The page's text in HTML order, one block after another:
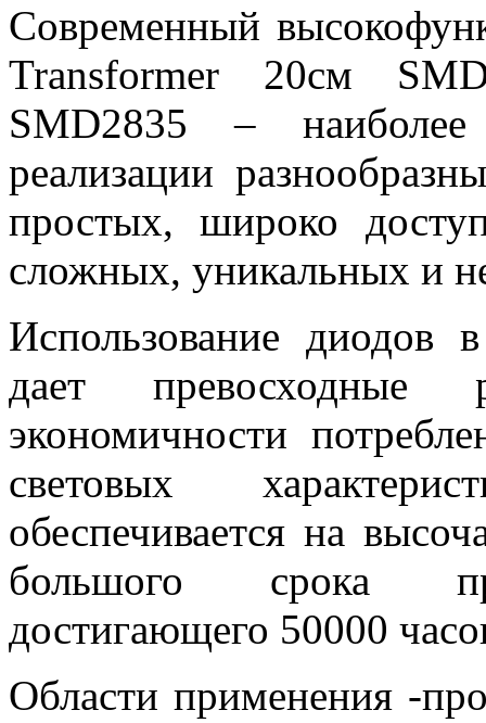
Современный
Transformer 20см
SMD2835 –
реализации
простых, широко
сложных, уникальных и
Использование диодов
дает
экономичности
световых
обеспечивается на
большого срока
достигающего 50000
Области применения -